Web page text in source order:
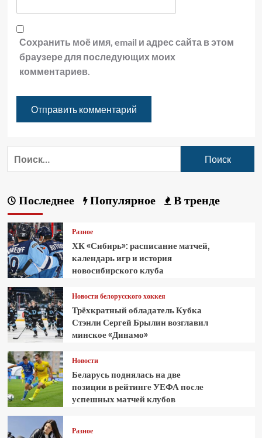
Сохранить моё имя, email и адрес сайта в этом
браузере для последующих моих
комментариев.
Последнее Популярное В тренде
Разное
ХК «Сибирь»: расписание матчей,
календарь игр и история
новосибирского клуба
Новости белорусского хоккея
Трёхкратный обладатель Кубка
Стэнли Сергей Брылин возглавил
минское «Динамо»
Новости
Беларусь поднялась на две
позиции в рейтинге УЕФА после
успешных матчей клубов
Разное